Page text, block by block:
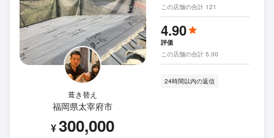
葺き替え
福岡県太宰府市
¥300,000
この店舗の合計 121
4.90
評価
この店舗の合計 5.00
24時間以内の返信